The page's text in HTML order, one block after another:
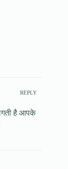
REPLY
है आपके